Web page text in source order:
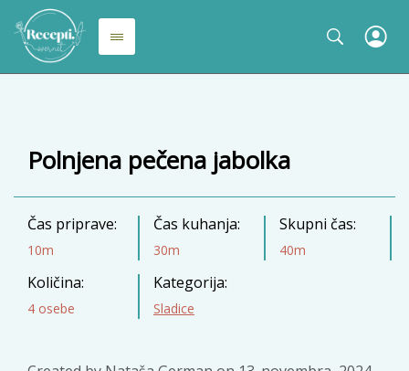
Polnjena pečena jabolka
Čas priprave:
10m
Čas kuhanja:
30m
Skupni čas:
40m
Količina:
4 osebe
Kategorija:
Sladice